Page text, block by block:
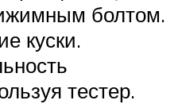
болтом.
куски.
тестер.